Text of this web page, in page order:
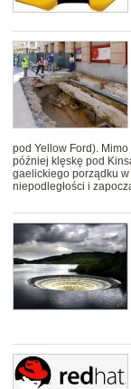
pod Yellow Ford).
później klęskę pod
gaelickiego porządku
niepodległości i